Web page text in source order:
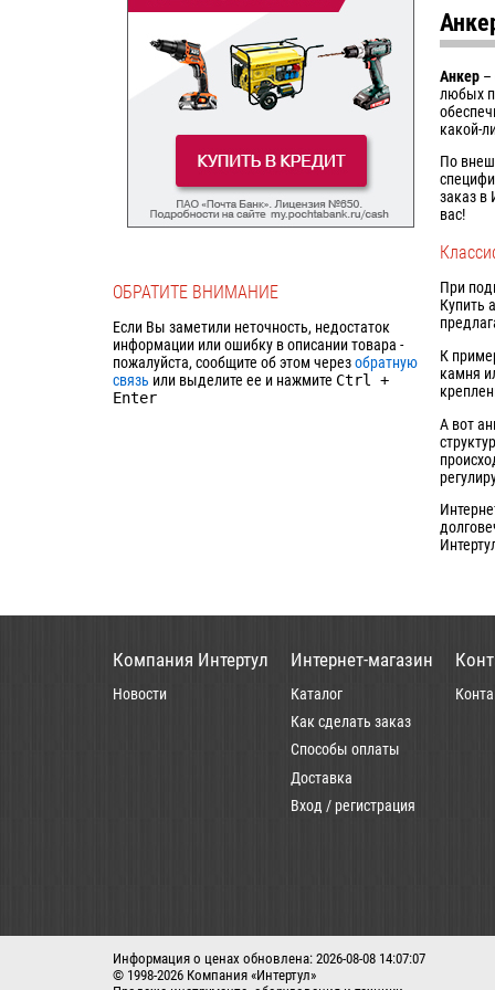
Анкер –
любых
какой-
По
заказ в
вас!
При
Купить
К
камня
А вот
ОБРАТИТЕ ВНИМАНИЕ
Если Вы заметили неточность, недостаток
информации или ошибку в описании товара -
пожалуйста, сообщите об этом черезобратную
связь или выделите ее и нажмите Ctrl +
Enter
Компания Интертул
Новости
Интернет-магазин
Каталог
Как сделать заказ
Способы оплаты
Доставка
Вход / регистрация
Информация о ценах обновлена: 2026-08-08 14:07:07
© 1998-2026 Компания «Интертул»